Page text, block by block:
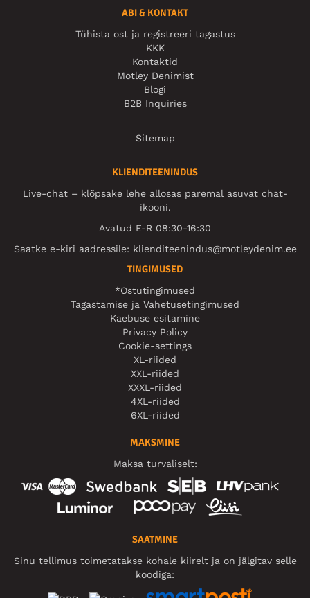
ABI & KONTAKT
Tühista ost ja registreeri tagastus
KKK
Kontaktid
Motley Denimist
Blogi
B2B Inquiries
Sitemap
KLIENDITEENINDUS
Live-chat – klõpsake lehe allosas paremal asuvat chat-
ikooni.
Avatud E-R 08:30-16:30
Saatke e-kiri aadressile: klienditeenindus@motleydenim.ee
TINGIMUSED
*Ostutingimused
Tagastamise ja Vahetusetingimused
Kaebuse esitamine
Privacy Policy
Cookie-settings
XL-riided
XXL-riided
XXXL-riided
4XL-riided
6XL-riided
MAKSMINE
Maksa turvaliselt:
SAATMINE
Sinu tellimus toimetatakse kohale kiirelt ja on jälgitav selle
koodiga: